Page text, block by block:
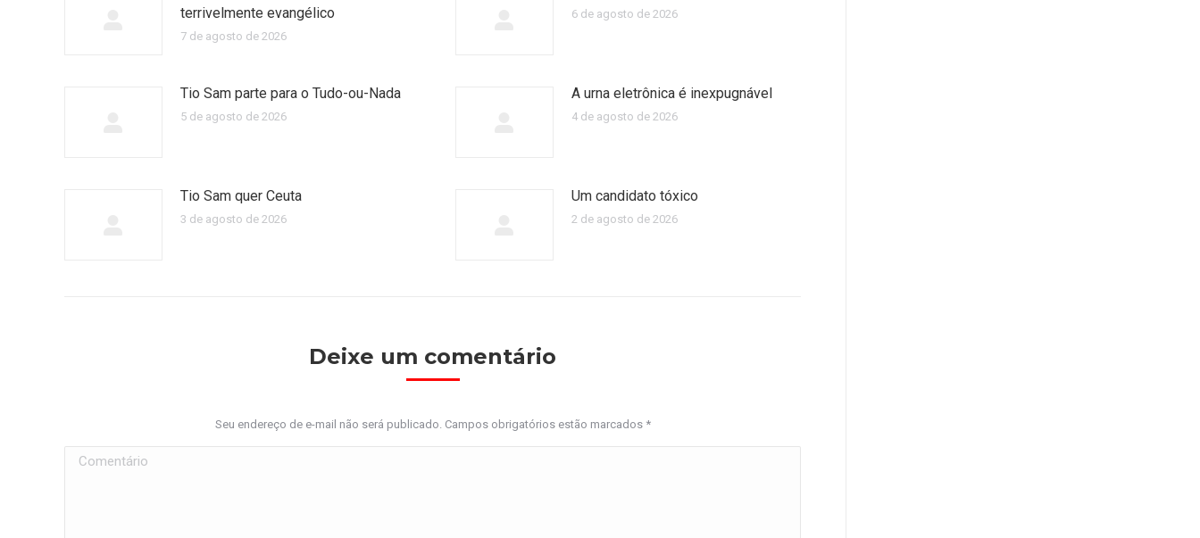
terrivelmente evangélico
7 de agosto de 2026
6 de agosto de 2026
Tio Sam parte para o Tudo-ou-Nada
5 de agosto de 2026
A urna eletrônica é inexpugnável
4 de agosto de 2026
Tio Sam quer Ceuta
3 de agosto de 2026
Um candidato tóxico
2 de agosto de 2026
Deixe um comentário
Seu endereço de e-mail não será publicado. Campos obrigatórios estão marcados *
Comentário